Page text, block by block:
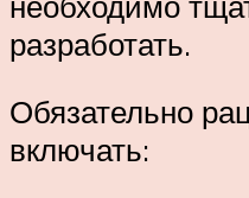
разработать.
Обязательно
включать: